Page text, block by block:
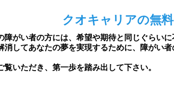
クオキャリアの無
障がい者の方には、希望や期待と同じぐらいに
消してあなたの夢を実現するために、障がい
覧いただき、第一歩を踏み出して下さい。